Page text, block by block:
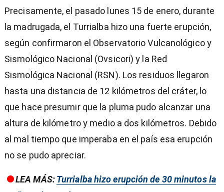
Precisamente, el pasado lunes 15 de enero, durante
la madrugada, el Turrialba hizo una fuerte erupción,
según confirmaron el Observatorio Vulcanológico y
Sismológico Nacional (Ovsicori) y la Red
Sismológica Nacional (RSN). Los residuos llegaron
hasta una distancia de 12 kilómetros del cráter, lo
que hace presumir que la pluma pudo alcanzar una
altura de kilómetro y medio a dos kilómetros. Debido
al mal tiempo que imperaba en el país esa erupción
no se pudo apreciar.
LEA MÁS:Turrialba hizo erupción de 30 minutos la